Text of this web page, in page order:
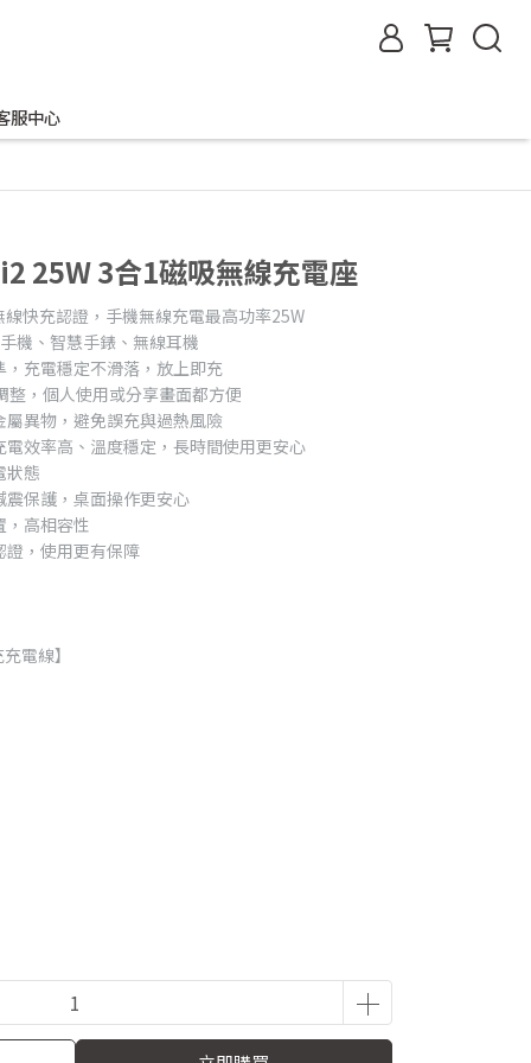
服中心
25W 3合1磁吸無線充電座
快充認證，手機無線充電最高功率25W
機、智慧手錶、無線耳機
充電穩定不滑落，放上即充
，個人使用或分享畫面都方便
異物，避免誤充與過熱風險
效率高、溫度穩定，長時間使用更安心
狀態
保護，桌面操作更安心
高相容性
，使用更有保障
電線】